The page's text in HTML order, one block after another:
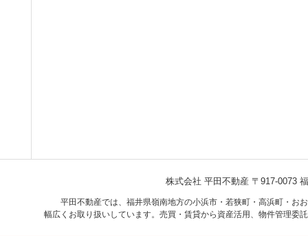
株式会社 平田不動産 〒917-0073
平田不動産では、福井県嶺南地方の小浜市・若狭町・高浜町・お
幅広くお取り扱いしています。売買・賃貸から資産活用、物件管理委